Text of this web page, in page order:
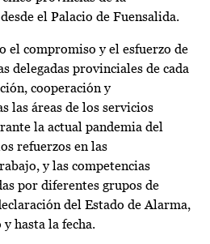
el Palacio de Fuensalida.
el compromiso y el esfuerzo de
delegadas provinciales de cada
cooperación y
las áreas de los servicios
la actual pandemia del
refuerzos en las
y las competencias
por diferentes grupos de
del Estado de Alarma,
y hasta la fecha.